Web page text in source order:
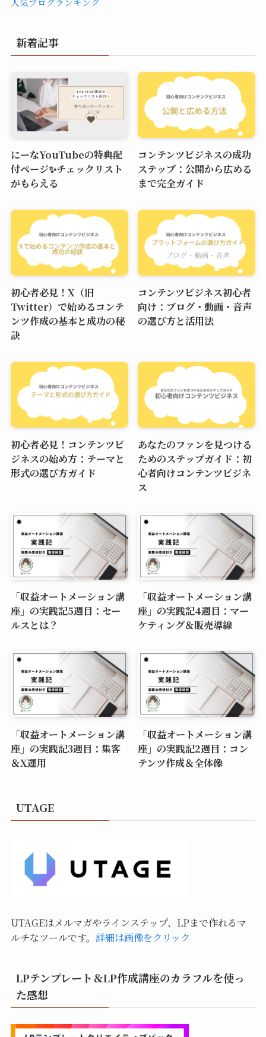
新着記事
にーなYouTubeの特典配
付ページ✨チェックリスト
がもらえる
コンテンツビジネスの成功
ステップ：公開から広める
まで完全ガイド
初心者必見！X（旧
Twitter）で始めるコンテ
ンツ作成の基本と成功の秘
訣
コンテンツビジネス初心者
向け：ブログ・動画・音声
の選び方と活用法
初心者必見！コンテンツビ
ジネスの始め方：テーマと
形式の選び方ガイド
あなたのファンを見つける
ためのステップガイド：初
心者向けコンテンツビジネ
ス
「収益オートメーション講
座」の実践記5週目：セー
ルスとは？
「収益オートメーション講
座」の実践記4週目：マー
ケティング＆販売導線
「収益オートメーション講
座」の実践記3週目：集客
＆X運用
「収益オートメーション講
座」の実践記2週目：コン
テンツ作成＆全体像
UTAGE
UTAGEはメルマガやラインステップ、LPまで作れるマ
ルチなツールです。 詳細は画像をクリック
LPテンプレート＆LP作成講座のカラフルを使っ
た感想